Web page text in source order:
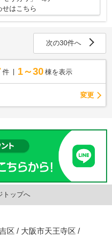
せはこちら
次の30件へ
件 1～30 棟を表示
変更
トップへ
区 / 大阪市天王寺区 /